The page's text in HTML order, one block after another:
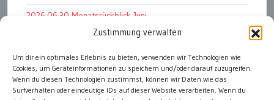
Zustimmung verwalten
Um dir ein optimales Erlebnis zu bieten, verwenden wir Technologien wie
Cookies, um Geräteinformationen zu speichern und/oder darauf zuzugreifen.
Wenn du diesen Technologien zustimmst, können wir Daten wie das
Surfverhalten oder eindeutige IDs auf dieser Website verarbeiten. Wenn du
2026.06.30 Monatsrückblick Juni
2026.07.11 Worauf es letztlich ankommt
2026.07.01 Markenwert Studie 2026
2026.07.07 Open Space im Weltmuseum